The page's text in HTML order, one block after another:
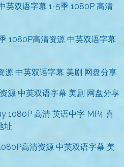
英双语字幕 1-5季 1080P 高清
1080P高清资源 中英双语字幕
源 中英双语字幕 美剧 网盘分享
源 中英双语字幕 美剧 网盘分享
1080P 高清 英语中字 MP4 喜
址
高清资源 中英双语字幕 美